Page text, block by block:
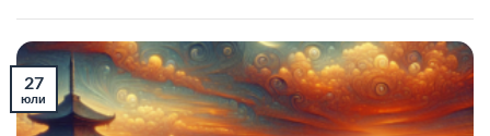
27
юли